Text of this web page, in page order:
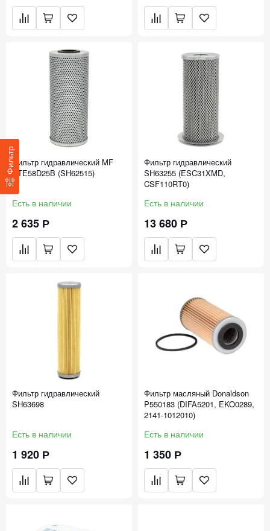
ФильтрФильтр гидравлический MF
RTE58D25B (SH62515)
Есть в наличии
2 635 Р
Фильтр гидравлический
SH63255 (ESC31XMD,
CSF110RT0)
Есть в наличии
13 680 Р
Фильтр гидравлический
SH63698
Есть в наличии
1 920 Р
Фильтр масляный Donaldson
P550183 (DIFA5201, EKO0289,
2141-1012010)
Есть в наличии
1 350 Р